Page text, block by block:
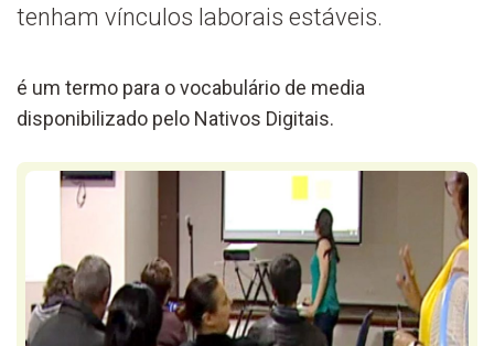
tenham vínculos laborais estáveis.
é um termo para o vocabulário de media
disponibilizado pelo Nativos Digitais.